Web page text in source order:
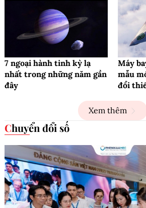
7 ngoại hành tinh kỳ lạ
nhất trong những năm gần
đây
Máy
mẫu
đổi
Xem thêm
Chuyển đổi số